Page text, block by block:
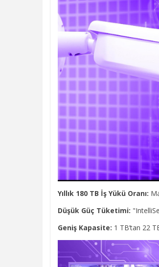
Yıllık 180 TB İş Yükü Oranı:
Düşük Güç Tüketimi:
Geniş Kapasite: 1 TB’tan 22